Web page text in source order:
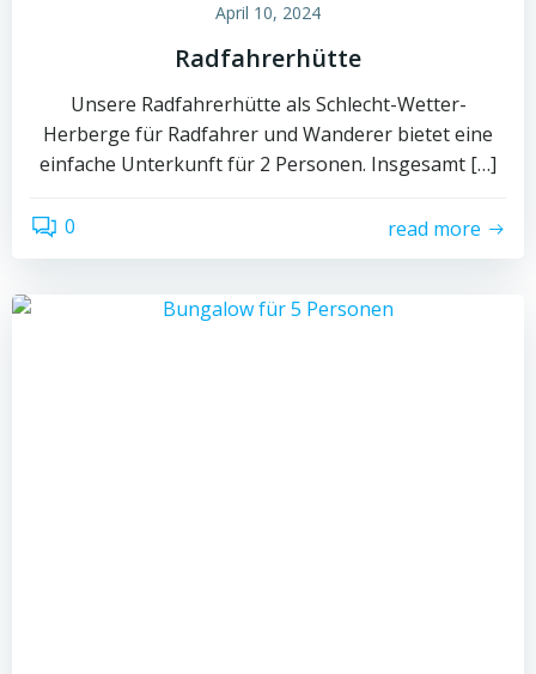
April 10, 2024
Radfahrerhütte
Unsere Radfahrerhütte als Schlecht-Wetter-
Herberge für Radfahrer und Wanderer bietet eine
einfache Unterkunft für 2 Personen. Insgesamt […]
0 read more